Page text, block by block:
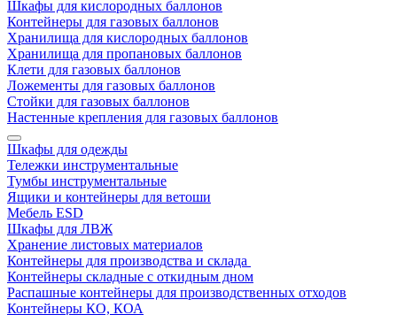
Шкафы для кислородных баллонов
Контейнеры для газовых баллонов
Хранилища для кислородных баллонов
Хранилища для пропановых баллонов
Клети для газовых баллонов
Ложементы для газовых баллонов
Стойки для газовых баллонов
Настенные крепления для газовых баллонов
Шкафы для одежды
Тележки инструментальные
Тумбы инструментальные
Ящики и контейнеры для ветоши
Мебель ESD
Шкафы для ЛВЖ
Хранение листовых материалов
Контейнеры для производства и склада
Контейнеры складные с откидным дном
Распашные контейнеры для производственных отходов
Контейнеры КО, КОА